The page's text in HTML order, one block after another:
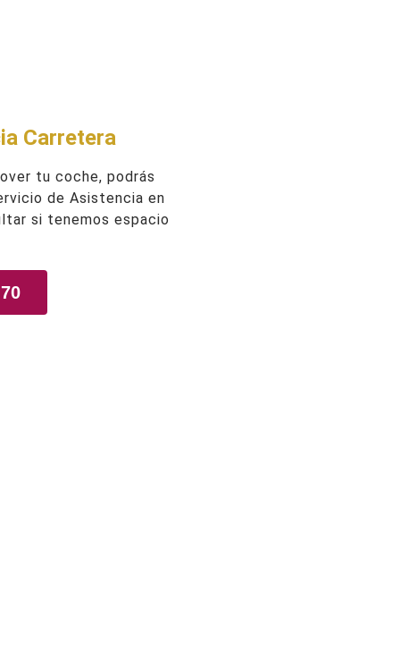
Carretera
tu coche, podrás
de Asistencia en
si tenemos espacio